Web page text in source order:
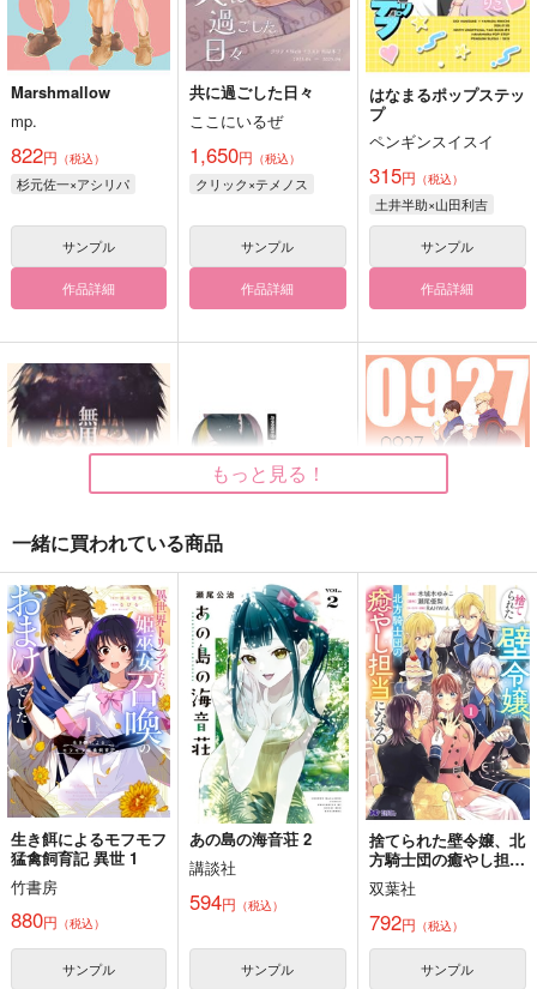
Marshmallow
mp.
822円 （税込）
杉元佐一×アシリパ
サンプル
作品詳細
共に過ごした日々
ここにいるぜ
1,650円 （税込）
クリック×テメノス
サンプル
作品詳細
はなまるポップステッ
プ
ペンギンスイスイ
315円 （税込）
土井半助×山田利吉
サンプル
作品詳細
無用の親切 1
mozonagi
2,200円（税込）
狭川×瀬尾
サンプル
作品詳細
ドロップ
@sioooiz
787円（税込）
セノ×ティナリ
サンプル
作品詳細
0927-1222
OMC296
550円（税込）
月島蛍×影山飛雄
サンプル
作品詳細
もっと見る！
一緒に買われている商品
生き餌によるモフモフ
猛禽飼育記 異世 1
竹書房
880円 （税込）
サンプル
あの島の海音荘 2
講談社
594円 （税込）
サンプル
捨てられた壁令嬢、北
方騎士団の癒やし担当
になる 1
双葉社
792円 （税込）
サンプル